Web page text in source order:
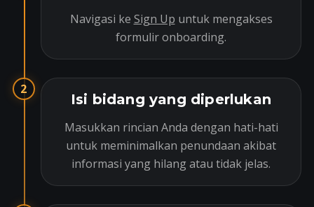
Navigasi ke Sign Up untuk mengakses
formulir onboarding.
2
Isi bidang yang diperlukan
Masukkan rincian Anda dengan hati-hati
untuk meminimalkan penundaan akibat
informasi yang hilang atau tidak jelas.